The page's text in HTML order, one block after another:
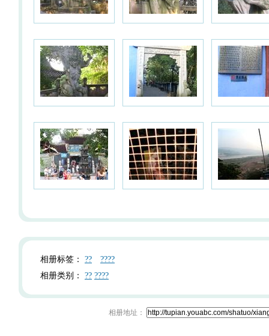
相册标签： ??
????
相册类别： ?? ????
相册地址：